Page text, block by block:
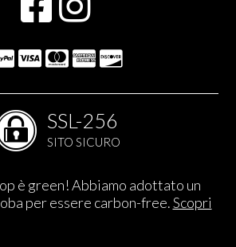
SSL-256
SITO SICURO
è green! Abbiamo adottato un
per essere carbon-free.Scopri